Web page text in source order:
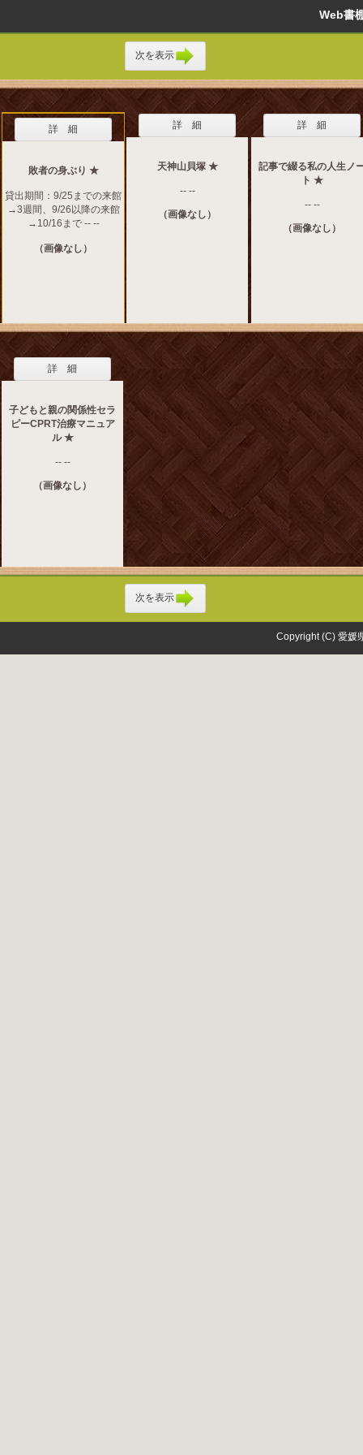
Web
次を表示
詳 細
敗者の身ぶり ★
貸出期間：9/25までの来館
→3週間、9/26以降の来館
→10/16まで -- --
（画像なし）
詳 細
天神山貝塚 ★
-- --
（画像なし）
詳 細
記事で綴る私の人生ノ
ト ★
-- --
（画像なし）
詳 細
子どもと親の関係性セラ
ピーCPRT治療マニュア
ル ★
-- --
（画像なし）
次を表示
Copyright (C) 愛媛